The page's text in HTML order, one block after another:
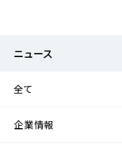
ニュース
全て
企業情報